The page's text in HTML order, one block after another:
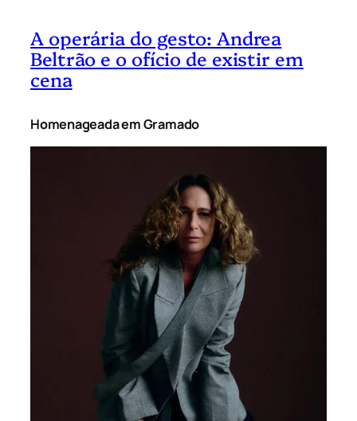
A operária do gesto: Andrea
Beltrão e o ofício de existir em
cena
Homenageada em Gramado